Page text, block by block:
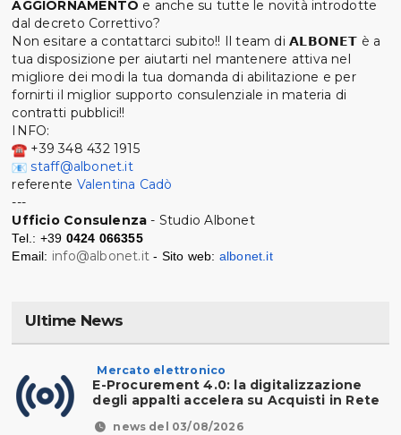
AGGIORNAMENTO e anche su tutte le novità introdotte
dal decreto Correttivo?
Non esitare a contattarci subito!! Il team di 𝗔𝗟𝗕𝗢𝗡𝗘𝗧 è a
tua disposizione per aiutarti nel mantenere attiva nel
migliore dei modi la tua domanda di abilitazione e per
fornirti il miglior supporto consulenziale in materia di
contratti pubblici!!
INFO:
+39 348 432 1915
staff@albonet.it
referente Valentina Cadò
---
Ufficio Consulenza- Studio Albonet
Tel.: +39 0424 066355
Email: info@albonet.it - Sito web: albonet.it
Ultime News
Mercato elettronico
E-Procurement 4.0: la digitalizzazione
degli appalti accelera su Acquisti in Rete
news del 03/08/2026